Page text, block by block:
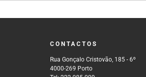
CONTACTOS
Rua Gonçalo Cristovão, 185 - 6º
4000-269 Porto